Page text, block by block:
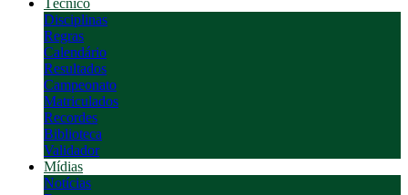
Técnico
Disciplinas
Regras
Calendário
Resultados
Campeonato
Matriculados
Recordes
Biblioteca
Validador
Mídias
Notícias